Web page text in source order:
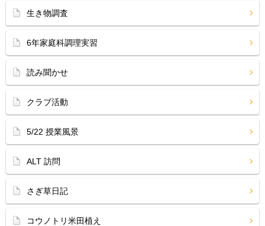
生き物調査
6年家庭科調理実習
読み聞かせ
クラブ活動
5/22 授業風景
ALT 訪問
さぎ草日記
コウノトリ米田植え